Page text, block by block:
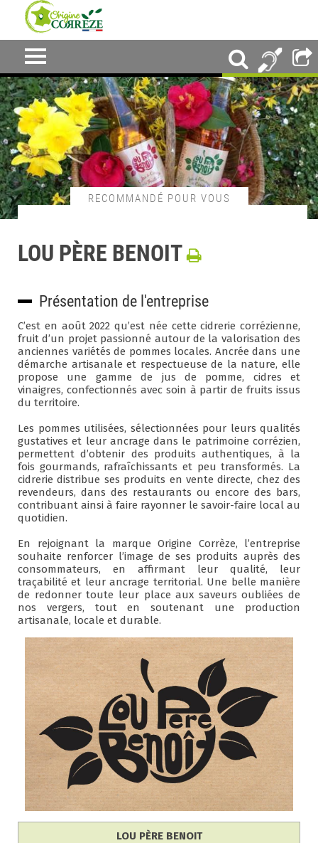
RECOMMANDÉ POUR VOUS
LOU PÈRE BENOIT
Présentation de l'entreprise
C’est en août 2022 qu’est née cette cidrerie corrézienne,
fruit d’un projet passionné autour de la valorisation des
anciennes variétés de pommes locales. Ancrée dans une
démarche artisanale et respectueuse de la nature, elle
propose une gamme de jus de pomme, cidres et
vinaigres, confectionnés avec soin à partir de fruits issus
du territoire.
Les pommes utilisées, sélectionnées pour leurs qualités
gustatives et leur ancrage dans le patrimoine corrézien,
permettent d’obtenir des produits authentiques, à la
fois gourmands, rafraîchissants et peu transformés. La
cidrerie distribue ses produits en vente directe, chez des
revendeurs, dans des restaurants ou encore des bars,
contribuant ainsi à faire rayonner le savoir-faire local au
quotidien.
En rejoignant la marque Origine Corrèze, l’entreprise
souhaite renforcer l’image de ses produits auprès des
consommateurs, en affirmant leur qualité, leur
traçabilité et leur ancrage territorial. Une belle manière
de redonner toute leur place aux saveurs oubliées de
nos vergers, tout en soutenant une production
artisanale, locale et durable.
LOU PÈRE BENOIT